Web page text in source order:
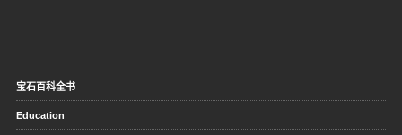
宝石百科全书
Education